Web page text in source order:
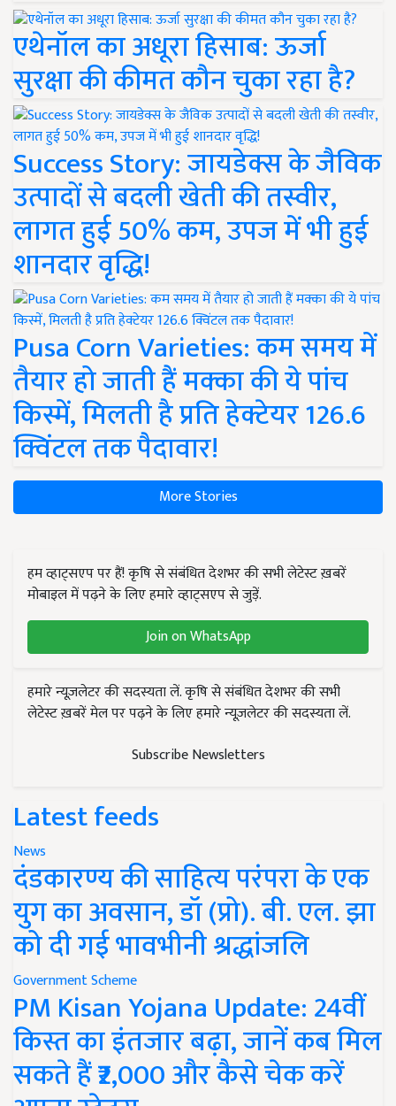
एथेनॉल का अधूरा हिसाब: ऊर्जा
सुरक्षा की कीमत कौन चुका रहा है?
Success Story: जायडेक्स के जैविक
उत्पादों से बदली खेती की तस्वीर,
लागत हुई 50% कम, उपज में भी हुई
शानदार वृद्धि!
Pusa Corn Varieties: कम समय में
तैयार हो जाती हैं मक्का की ये पांच
किस्में, मिलती है प्रति हेक्टेयर 126.6
क्विंटल तक पैदावार!
More Stories
हम व्हाट्सएप पर हैं! कृषि से संबंधित देशभर की सभी लेटेस्ट ख़बरें
मोबाइल में पढ़ने के लिए हमारे व्हाट्सएप से जुड़ें.
Join on WhatsApp
हमारे न्यूज़लेटर की सदस्यता लें. कृषि से संबंधित देशभर की सभी
लेटेस्ट ख़बरें मेल पर पढ़ने के लिए हमारे न्यूज़लेटर की सदस्यता लें.
Subscribe Newsletters
Latest feeds
News
दंडकारण्य की साहित्य परंपरा के एक
युग का अवसान, डॉ (प्रो). बी. एल. झा
को दी गई भावभीनी श्रद्धांजलि
Government Scheme
PM Kisan Yojana Update: 24वीं
किस्त का इंतजार बढ़ा, जानें कब मिल
सकते हैं ₹2,000 और कैसे चेक करें